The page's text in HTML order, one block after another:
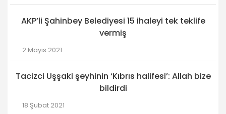
AKP’li Şahinbey Belediyesi 15 ihaleyi tek teklife
vermiş
2 Mayıs 2021
Tacizci Uşşaki şeyhinin ‘Kıbrıs halifesi’: Allah bize
bildirdi
18 Şubat 2021